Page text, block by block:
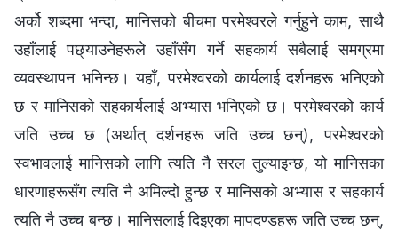
अर्को शब्‍दमा भन्दा, मानिसको बीचमा परमेश्‍वरले गर्नुहुने काम, साथै
उहाँलाई पछ्याउनेहरूले उहाँसँग गर्ने सहकार्य सबैलाई समग्रमा
व्यवस्थापन भनिन्छ। यहाँ, परमेश्‍वरको कार्यलाई दर्शनहरू भनिएको
छ र मानिसको सहकार्यलाई अभ्यास भनिएको छ। परमेश्‍वरको कार्य
जति उच्‍च छ (अर्थात् दर्शनहरू जति उच्‍च छन्), परमेश्‍वरको
स्वभावलाई मानिसको लागि त्यति नै सरल तुल्याइन्छ, यो मानिसका
धारणाहरूसँग त्यति नै अमिल्दो हुन्छ र मानिसको अभ्यास र सहकार्य
त्यति नै उच्‍च बन्छ। मानिसलाई दिइएका मापदण्डहरू जति उच्‍च छन्,